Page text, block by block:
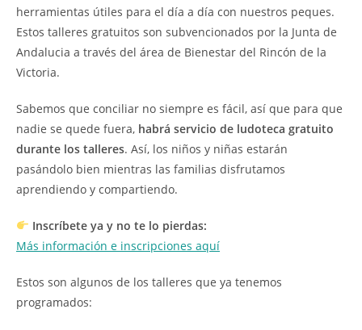
herramientas útiles para el día a día con nuestros peques.
Estos talleres gratuitos son subvencionados por la Junta de
Andalucia a través del área de Bienestar del Rincón de la
Victoria.
Sabemos que conciliar no siempre es fácil, así que para que
nadie se quede fuera, habrá servicio de ludoteca gratuito
durante los talleres. Así, los niños y niñas estarán
pasándolo bien mientras las familias disfrutamos
aprendiendo y compartiendo.
Inscríbete ya y no te lo pierdas:
Más información e inscripciones aquí
Estos son algunos de los talleres que ya tenemos
programados: